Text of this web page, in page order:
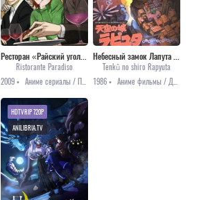
Ristorante Paradiso
2009 •
Tenkû no shiro Rapyuta
1986 •
HDTVRIP 720P
ANILIBRIA.TV